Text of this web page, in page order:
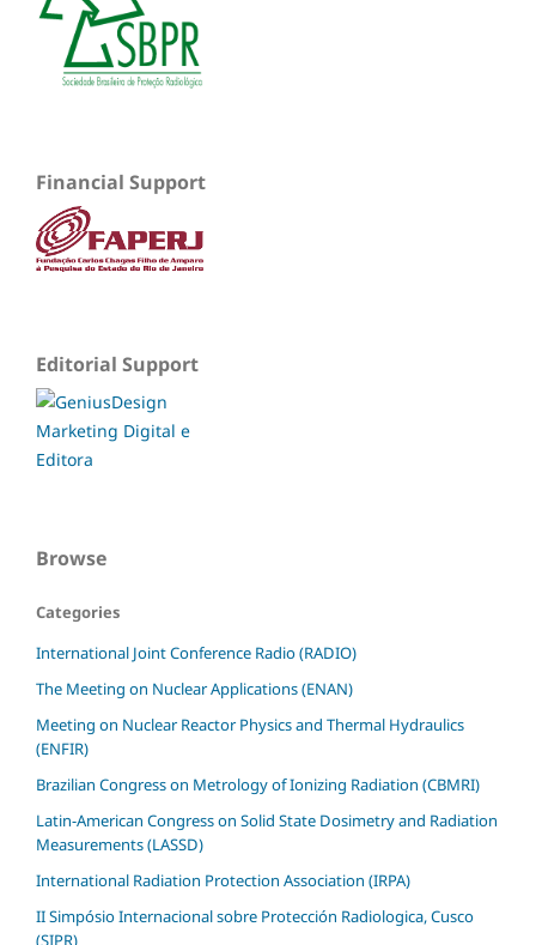
Financial Support
Editorial Support
Browse
Categories
International Joint Conference Radio (RADIO)
The Meeting on Nuclear Applications (ENAN)
Meeting on Nuclear Reactor Physics and Thermal Hydraulics
(ENFIR)
Brazilian Congress on Metrology of Ionizing Radiation (CBMRI)
Latin-American Congress on Solid State Dosimetry and Radiation
Measurements (LASSD)
International Radiation Protection Association (IRPA)
II Simpósio Internacional sobre Protección Radiologica, Cusco
(SIPR)